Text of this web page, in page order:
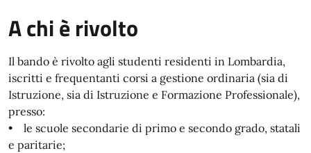
A chi è rivolto
Il bando è rivolto agli studenti residenti in Lombardia,
iscritti e frequentanti corsi a gestione ordinaria (sia di
Istruzione, sia di Istruzione e Formazione Professionale),
presso:
• le scuole secondarie di primo e secondo grado, statali
e paritarie;